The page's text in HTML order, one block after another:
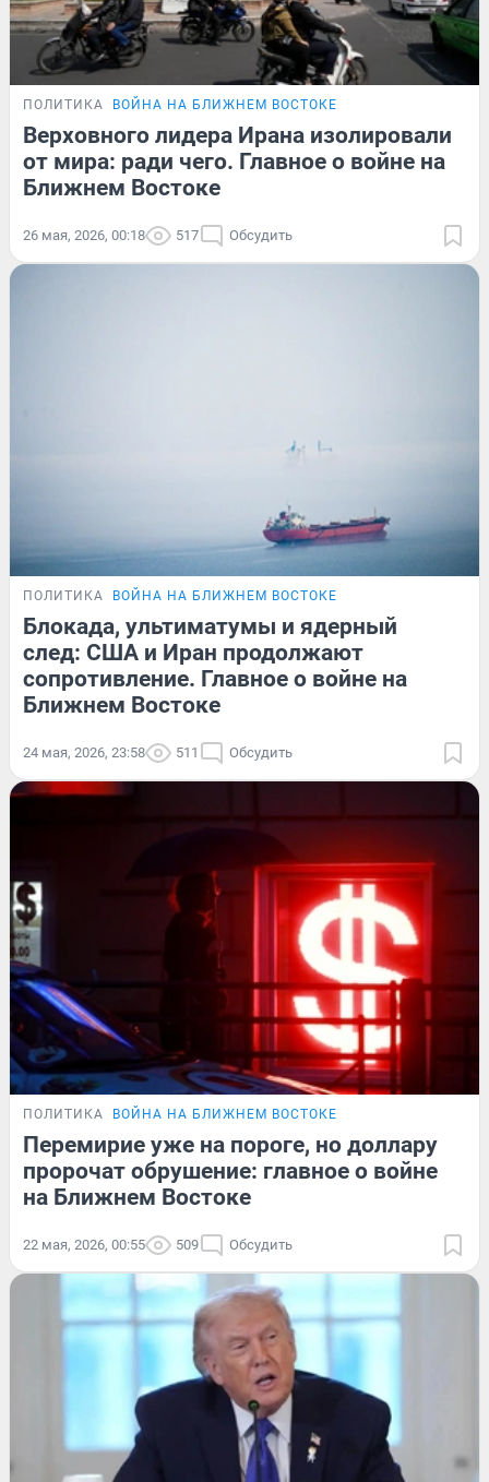
ПОЛИТИКА ВОЙНА НА БЛИЖНЕМ ВОСТОКЕ
Верховного лидера Ирана изолировали
от мира: ради чего. Главное о войне на
Ближнем Востоке
26 мая, 2026, 00:18 517 Обсудить
ПОЛИТИКА ВОЙНА НА БЛИЖНЕМ ВОСТОКЕ
Блокада, ультиматумы и ядерный
след: США и Иран продолжают
сопротивление. Главное о войне на
Ближнем Востоке
24 мая, 2026, 23:58 511 Обсудить
ПОЛИТИКА ВОЙНА НА БЛИЖНЕМ ВОСТОКЕ
Перемирие уже на пороге, но доллару
пророчат обрушение: главное о войне
на Ближнем Востоке
22 мая, 2026, 00:55 509 Обсудить